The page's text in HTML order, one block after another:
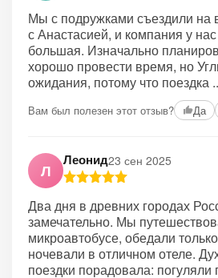
Мы с подружками съездили на
с Анастасией, и компания у
большая. Изначально
хорошо провести время, но
ожидания, потому что поездка
Вам был полезен этот отзыв? Да
Л
Леонид23 сен 2025
Два дня в древних городах
замечательно. Мы
микроавтобусе, обедали
ночевали в отличном отеле.
поездки порадовала: